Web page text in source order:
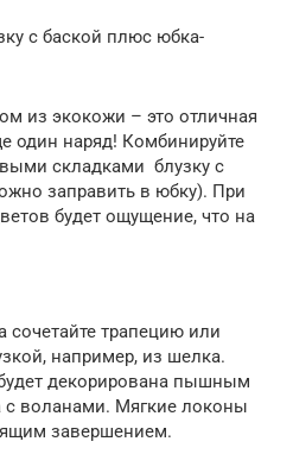
с баской плюс юбка-
из экокожи – это отличная
один наряд! Комбинируйте
складками блузку с
заправить в юбку). При
будет ощущение, что на
сочетайте трапецию или
например, из шелка.
декорирована пышным
с воланами. Мягкие локоны
завершением.